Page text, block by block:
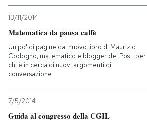
13/11/2014
Matematica da pausa caffè
Un po' di pagine dal nuovo libro di Maurizio
Codogno, matematico e blogger del Post, per
chi è in cerca di nuovi argomenti di
conversazione
7/5/2014
Guida al congresso della CGIL